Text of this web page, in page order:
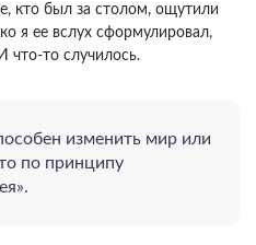
кто был за столом, ощутили
я ее вслух сформулировал,
что-то случилось.
изменить мир или
по принципу